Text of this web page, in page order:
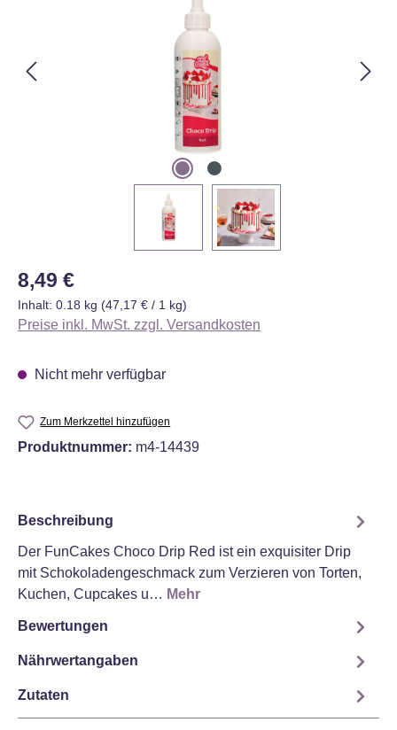
Regulärer Preis:
8,49 €
Inhalt: 0.18 kg (47,17 € / 1 kg)
Preise inkl. MwSt. zzgl. Versandkosten
Nicht mehr verfügbar
Zum Merkzettel hinzufügen
Produktnummer: m4-14439
Beschreibung
Der FunCakes Choco Drip Red ist ein exquisiter Drip
mit Schokoladengeschmack zum Verzieren von Torten,
Kuchen, Cupcakes u… Mehr
Bewertungen
Nährwertangaben
Zutaten